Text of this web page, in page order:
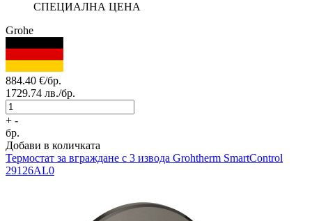
СПЕЦИАЛНА ЦЕНА
Grohe
884.40 €/бр.
1729.74 лв./бр.
+ -
бр.
Добави в количката
Термостат за вграждане с 3 извода Grohtherm SmartControl
29126AL0